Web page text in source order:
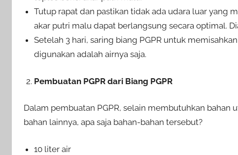
Tutup rapat dan pastikan tidak ada udara luar yang
akar putri malu dapat berlangsung secara optimal.
Setelah 3 hari, saring biang PGPR untuk
digunakan adalah airnya saja.
Pembuatan PGPR dari Biang PGPR
Dalam pembuatan PGPR, selain membutuhkan bahan
bahan lainnya, apa saja bahan-bahan tersebut?
10 liter air